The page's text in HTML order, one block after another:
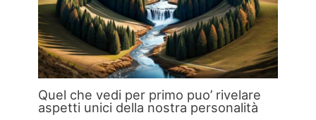
Quel che vedi per primo puo’ rivelare
aspetti unici della nostra personalità